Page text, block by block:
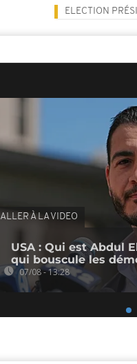
ELECTION
ALLER À LA VIDEO
USA : Qui est Abdul
qui bouscule les
07/08 - 13:28